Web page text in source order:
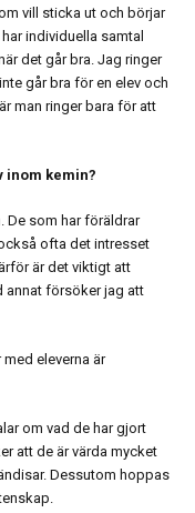
vill sticka ut och börjar
individuella samtal
det går bra. Jag ringer
går bra för en elev och
man ringer bara för att
inom kemin?
De som har föräldrar
ofta det intresset
är det viktigt att
annat försöker jag att
eleverna är
om vad de har gjort
att de är värda mycket
Dessutom hoppas